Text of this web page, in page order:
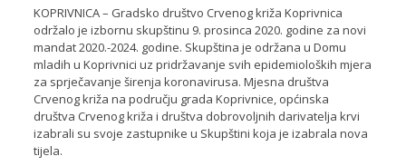
KOPRIVNICA – Gradsko društvo Crvenog križa Koprivnica
održalo je izbornu skupštinu 9. prosinca 2020. godine za novi
mandat 2020.-2024. godine. Skupština je održana u Domu
mladih u Koprivnici uz pridržavanje svih epidemioloških mjera
za sprječavanje širenja koronavirusa. Mjesna društva
Crvenog križa na području grada Koprivnice, općinska
društva Crvenog križa i društva dobrovoljnih darivatelja krvi
izabrali su svoje zastupnike u Skupštini koja je izabrala nova
tijela.